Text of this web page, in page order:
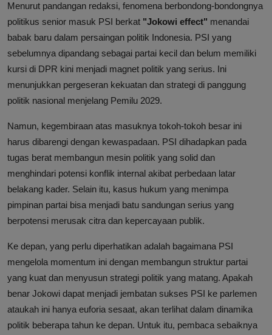
Menurut pandangan redaksi, fenomena berbondong-bondongnya
politikus senior masuk PSI berkat "Jokowi effect" menandai
babak baru dalam persaingan politik Indonesia. PSI yang
sebelumnya dipandang sebagai partai kecil dan belum memiliki
kursi di DPR kini menjadi magnet politik yang serius. Ini
menunjukkan pergeseran kekuatan dan strategi di panggung
politik nasional menjelang Pemilu 2029.
Namun, kegembiraan atas masuknya tokoh-tokoh besar ini
harus dibarengi dengan kewaspadaan. PSI dihadapkan pada
tugas berat membangun mesin politik yang solid dan
menghindari potensi konflik internal akibat perbedaan latar
belakang kader. Selain itu, kasus hukum yang menimpa
pimpinan partai bisa menjadi batu sandungan serius yang
berpotensi merusak citra dan kepercayaan publik.
Ke depan, yang perlu diperhatikan adalah bagaimana PSI
mengelola momentum ini dengan membangun struktur partai
yang kuat dan menyusun strategi politik yang matang. Apakah
benar Jokowi dapat menjadi jembatan sukses PSI ke parlemen
ataukah ini hanya euforia sesaat, akan terlihat dalam dinamika
politik beberapa tahun ke depan. Untuk itu, pembaca sebaiknya